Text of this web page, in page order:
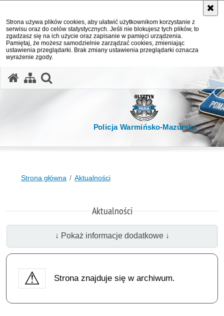
Strona używa plików cookies, aby ułatwić użytkownikom korzystanie z
serwisu oraz do celów statystycznych. Jeśli nie blokujesz tych plików, to
zgadzasz się na ich użycie oraz zapisanie w pamięci urządzenia.
Pamiętaj, że możesz samodzielnie zarządzać cookies, zmieniając
ustawienia przeglądarki. Brak zmiany ustawienia przeglądarki oznacza
wyrażenie zgody.
Policja Warmińsko-Mazurska
Strona główna Aktualności
Aktualności
↓ Pokaż informacje dodatkowe ↓
Strona znajduje się w archiwum.